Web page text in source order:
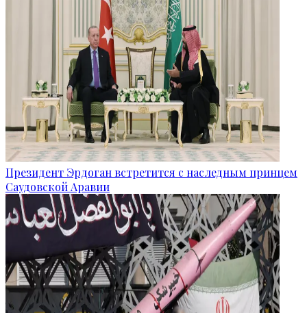
Президент Эрдоган встретится с наследным принцем
Саудовской Аравии